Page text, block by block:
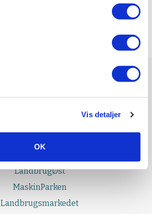
Vis detaljer
OK
LandbrugØst
MaskinParken
Landbrugsmarkedet